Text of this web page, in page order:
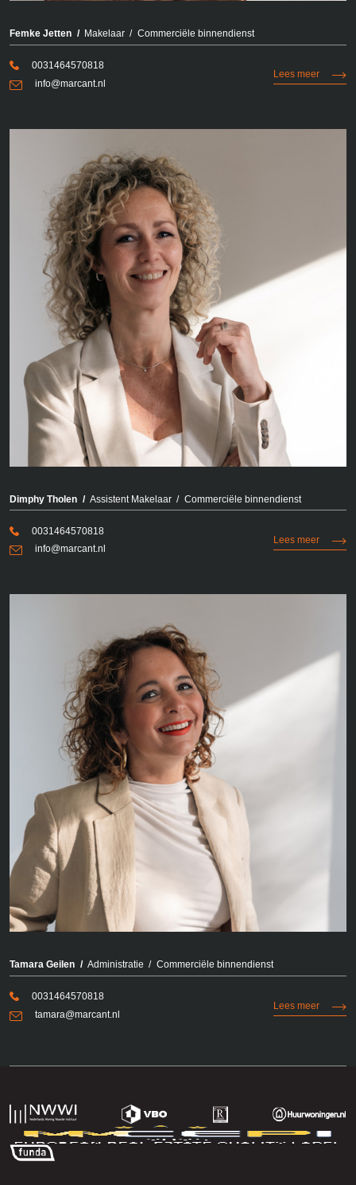
Femke Jetten Makelaar Commerciële binnendienst
0031464570818
info@marcant.nl
Lees meer
Dimphy Tholen Assistent Makelaar Commerciële binnendienst
0031464570818
info@marcant.nl
Lees meer
Tamara Geilen Administratie Commerciële binnendienst
0031464570818
tamara@marcant.nl
Lees meer